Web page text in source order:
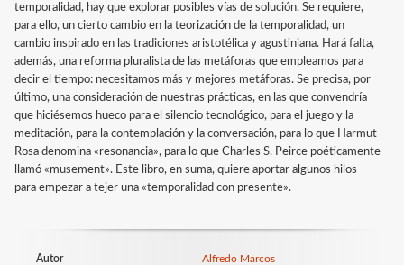
temporalidad, hay que explorar posibles vías de solución. Se requiere,
para ello, un cierto cambio en la teorización de la temporalidad, un
cambio inspirado en las tradiciones aristotélica y agustiniana. Hará falta,
además, una reforma pluralista de las metáforas que empleamos para
decir el tiempo: necesitamos más y mejores metáforas. Se precisa, por
último, una consideración de nuestras prácticas, en las que convendría
que hiciésemos hueco para el silencio tecnológico, para el juego y la
meditación, para la contemplación y la conversación, para lo que Harmut
Rosa denomina «resonancia», para lo que Charles S. Peirce poéticamente
llamó «musement». Este libro, en suma, quiere aportar algunos hilos
para empezar a tejer una «temporalidad con presente».
Autor
Alfredo Marcos